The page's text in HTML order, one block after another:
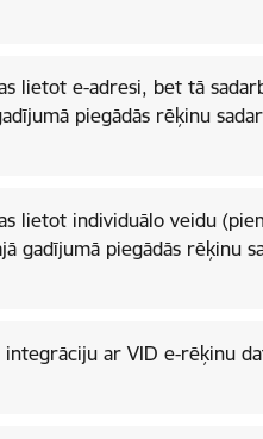
lietot e-adresi, bet tā
piegādās rēķinu
lietot individuālo veidu
gadījumā piegādās rēķinu
ar VID e-rēķinu